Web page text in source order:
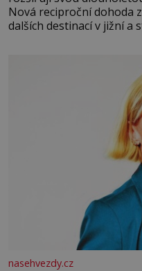
Nová reciproční dohoda
dalších destinací v jižní a
nasehvezdy.cz